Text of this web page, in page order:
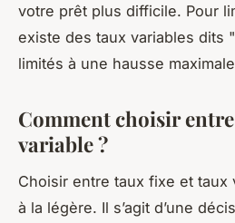
votre prêt plus difficile. Pour
existe des taux variables dits
limités à une hausse
Comment choisir
variable ?
Choisir entre taux fixe et taux
à la légère. Il s’agit d’une